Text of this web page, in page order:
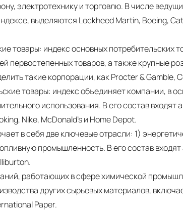
электротехнику и торговлю. В числе
выделяются Lockheed Martin, Boeing,
товары: индекс основных потребительских
первостепенных товаров, а также крупные
такие корпорации, как Procter & Gamble,
товары: индекс объединяет компании, в
использования. В его состав входят
Nike, McDonald's и Home Depot.
в себя две ключевые отрасли: 1)
промышленность. В его состав
работающих в сфере химической
других сырьевых материалов,
Paper.